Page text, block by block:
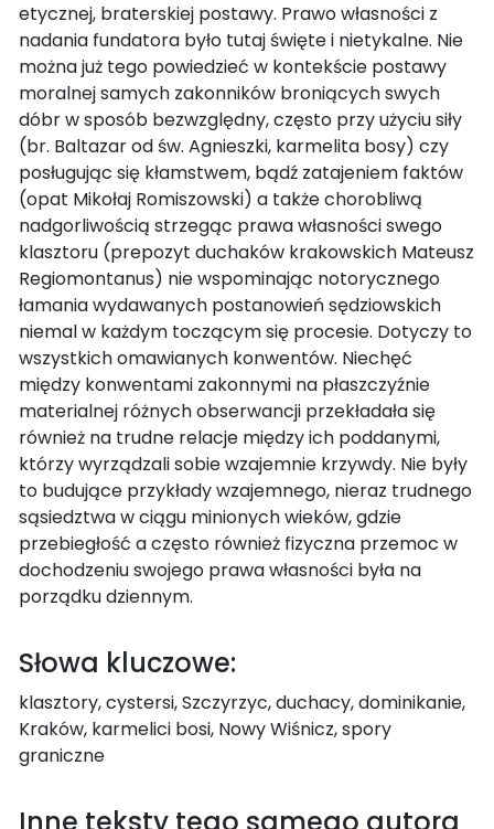
etycznej, braterskiej postawy. Prawo własności z
nadania fundatora było tutaj święte i nietykalne. Nie
można już tego powiedzieć w kontekście postawy
moralnej samych zakonników broniących swych
dóbr w sposób bezwzględny, często przy użyciu siły
(br. Baltazar od św. Agnieszki, karmelita bosy) czy
posługując się kłamstwem, bądź zatajeniem faktów
(opat Mikołaj Romiszowski) a także chorobliwą
nadgorliwością strzegąc prawa własności swego
klasztoru (prepozyt duchaków krakowskich Mateusz
Regiomontanus) nie wspominając notorycznego
łamania wydawanych postanowień sędziowskich
niemal w każdym toczącym się procesie. Dotyczy to
wszystkich omawianych konwentów. Niechęć
między konwentami zakonnymi na płaszczyźnie
materialnej różnych obserwancji przekładała się
również na trudne relacje między ich poddanymi,
którzy wyrządzali sobie wzajemnie krzywdy. Nie były
to budujące przykłady wzajemnego, nieraz trudnego
sąsiedztwa w ciągu minionych wieków, gdzie
przebiegłość a często również fizyczna przemoc w
dochodzeniu swojego prawa własności była na
porządku dziennym.
Słowa kluczowe:
klasztory, cystersi, Szczyrzyc, duchacy, dominikanie,
Kraków, karmelici bosi, Nowy Wiśnicz, spory
graniczne